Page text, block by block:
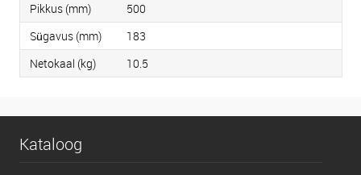
Pikkus (mm)
500
Sügavus (mm)
183
Netokaal (kg)
10.5
Kataloog